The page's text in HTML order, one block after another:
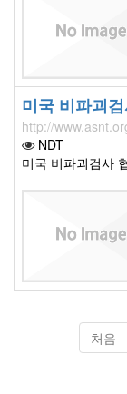
미국 비파괴
http://
NDT
미국 비파괴검사
처음